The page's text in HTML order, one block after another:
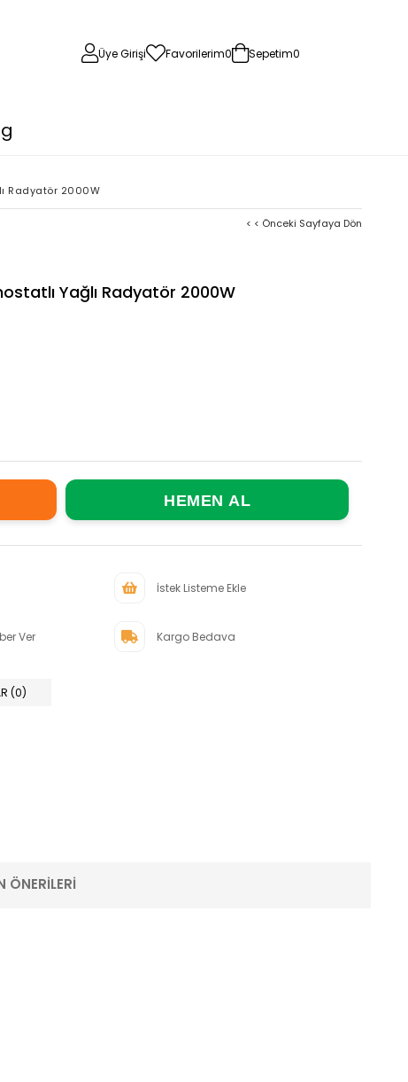
Üye Girişi Favorilerim0 Sepetim0
Radyatör 2000W
< < Önceki Sayfaya Dön
Yağlı Radyatör 2000W
İstek Listeme Ekle
Ver Kargo Bedava
(0)
ÖNERILERI